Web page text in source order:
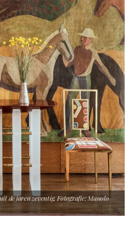
de jaren zeventig. Fotografie: Manolo